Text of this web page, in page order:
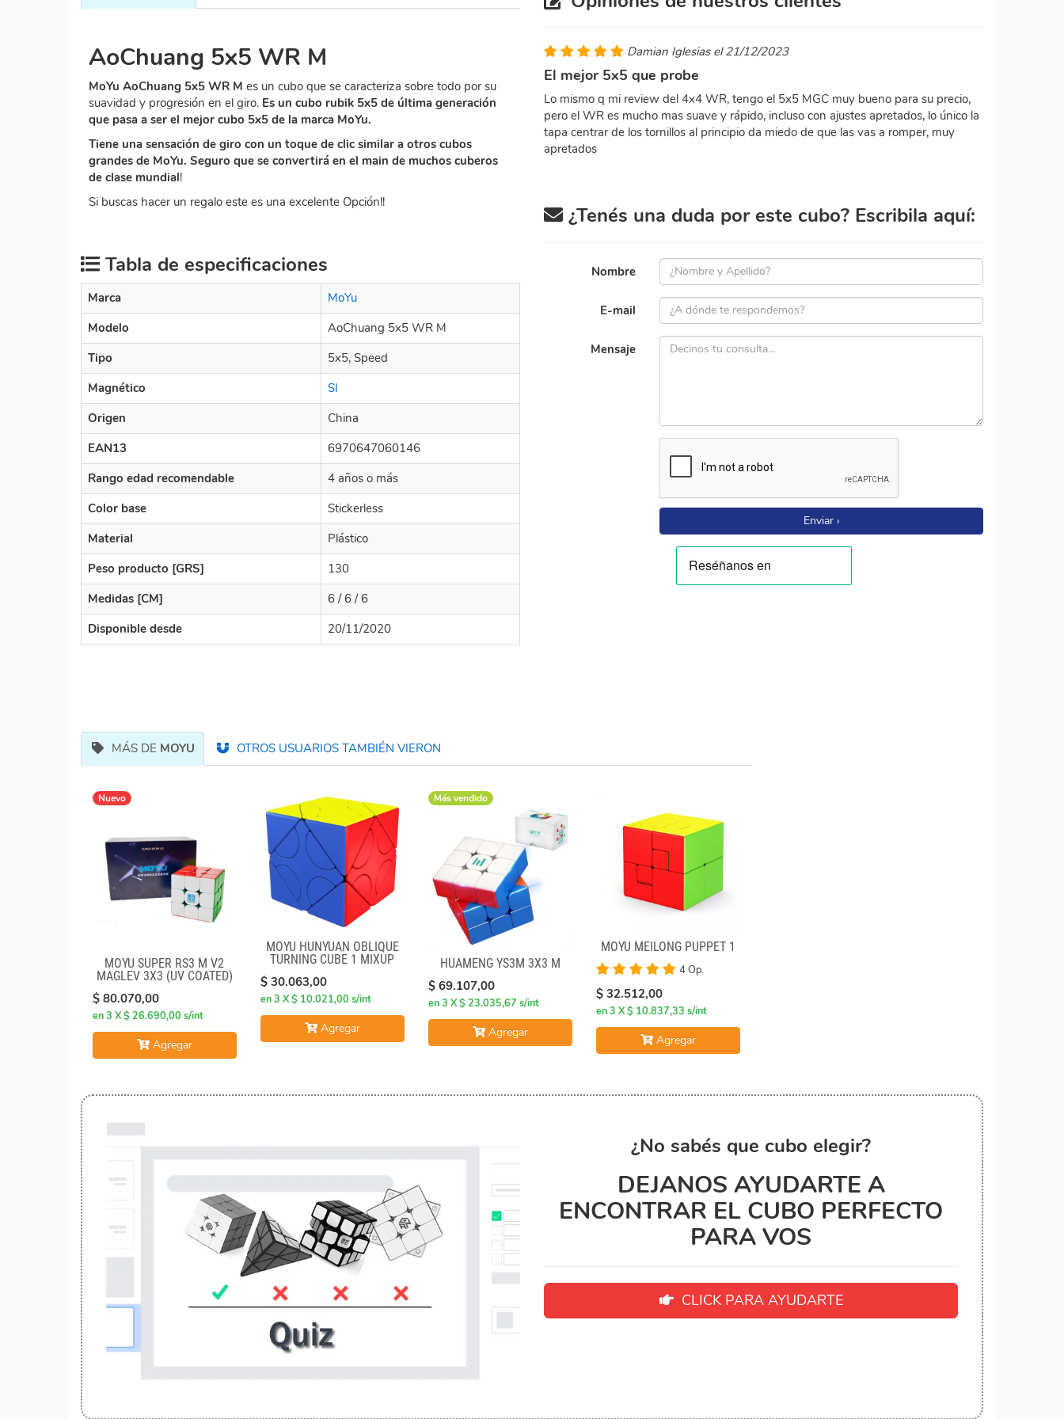
AoChuang 5x5 WR M
MoYu AoChuang 5x5 WR M es un cubo que se caracteriza sobre todo por su
suavidad y progresión en el giro. Es un cubo rubik 5x5 de última generación
que pasa a ser el mejor cubo 5x5 de la marca MoYu.
Tiene una sensación de giro con un toque de clic similar a otros cubos
grandes de MoYu. Seguro que se convertirá en el main de muchos cuberos
de clase mundial!
Si buscas hacer un regalo este es una excelente Opción!!
Tabla de especificaciones
Marca
MoYu
Modelo
AoChuang 5x5 WR M
Tipo
5x5, Speed
Magnético
SI
Origen
China
EAN13
6970647060146
Rango edad recomendable
4 años o más
Color base
Stickerless
Material
Plástico
Peso producto [GRS]
130
Medidas [CM]
6 / 6 / 6
Disponible desde
20/11/2020
Damian Iglesias el 21/12/2023
El mejor 5x5 que probe
Lo mismo q mi review del 4x4 WR, tengo el 5x5 MGC muy bueno para su precio,
pero el WR es mucho mas suave y rápido, incluso con ajustes apretados, lo único la
tapa centrar de los tornillos al principio da miedo de que las vas a romper, muy
apretados
¿Tenés una duda por este cubo? Escribila aquí:
Nombre
E-mail
Mensaje
Enviar ›
MÁS DE MOYU OTROS USUARIOS TAMBIÉN VIERON
Nuevo
MOYU SUPER RS3 M V2
MAGLEV 3X3 (UV COATED)
$ 80.070,00
en 3 X $ 26.690,00 s/int
Agregar
MOYU HUNYUAN OBLIQUE
TURNING CUBE 1 MIXUP
$ 30.063,00
en 3 X $ 10.021,00 s/int
Agregar
Más vendido
HUAMENG YS3M 3X3 M
$ 69.107,00
en 3 X $ 23.035,67 s/int
Agregar
MOYU MEILONG PUPPET 1
4 Op.
$ 32.512,00
en 3 X $ 10.837,33 s/int
Agregar
¿No sabés que cubo elegir?
DEJANOS AYUDARTE A
ENCONTRAR EL CUBO PERFECTO
PARA VOS
CLICK PARA AYUDARTE